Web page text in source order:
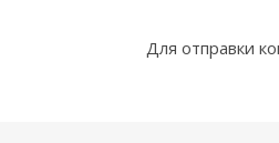
Для отправки